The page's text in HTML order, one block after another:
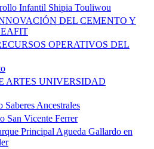
Infantil Shipia Touliwou
DEL CEMENTO Y
OPERATIVOS DEL
ARTES UNIVERSIDAD
Ancestrales
San Vicente Ferrer
Principal Agueda Gallardo en